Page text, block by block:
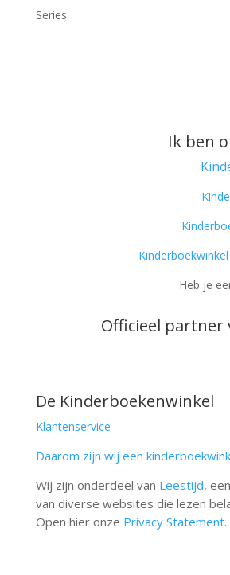
Series
Ik ben
Heb je
Officieel partner
De Kinderboekenwinkel
Klantenservice
Daarom zijn wij een
Wij zijn onderdeel van Leestijd,
van diverse websites die lezen
Open hier onze Privacy Statement.